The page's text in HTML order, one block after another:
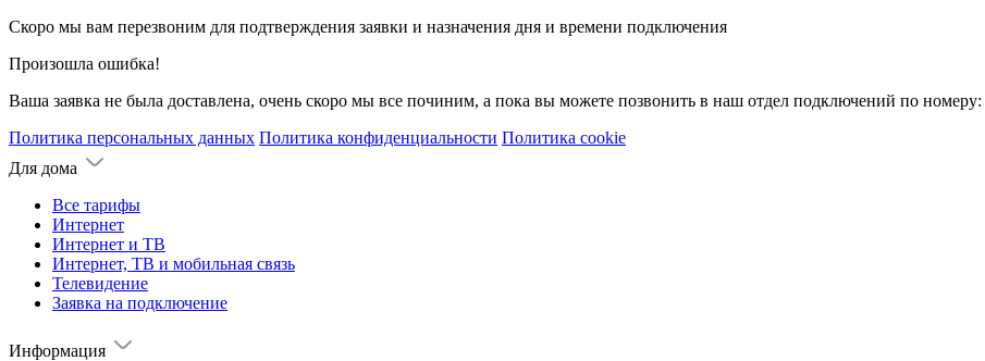
Скоро мы вам перезвоним для подтверждения заявки и назначения дня и времени подключения
Произошла ошибка!
Ваша заявка не была доставлена, очень скоро мы все починим, а пока вы можете позвонить в наш отдел подключений по номеру:
Политика персональных данных Политика конфиденциальности Политика cookie
Для дома
Все тарифы
Интернет
Интернет и ТВ
Интернет, ТВ и мобильная связь
Телевидение
Заявка на подключение
Информация